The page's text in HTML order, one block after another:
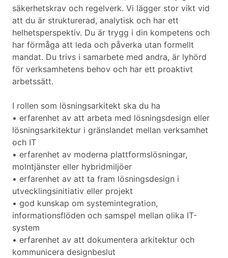
säkerhetskrav och regelverk. Vi lägger stor vikt vid
att du är strukturerad, analytisk och har ett
helhetsperspektiv. Du är trygg i din kompetens och
har förmåga att leda och påverka utan formellt
mandat. Du trivs i samarbete med andra, är lyhörd
för verksamhetens behov och har ett proaktivt
arbetssätt.
I rollen som lösningsarkitekt ska du ha
• erfarenhet av att arbeta med lösningsdesign eller
lösningsarkitektur i gränslandet mellan verksamhet
och IT
• erfarenhet av moderna plattformslösningar,
molntjänster eller hybridmiljöer
• erfarenhet av att ta fram lösningsdesign i
utvecklingsinitiativ eller projekt
• god kunskap om systemintegration,
informationsflöden och samspel mellan olika IT-
system
• erfarenhet av att dokumentera arkitektur och
kommunicera designbeslut